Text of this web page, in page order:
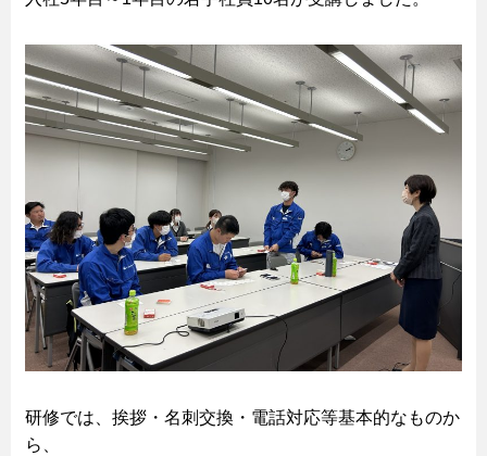
研修では、挨拶・名刺交換・電話対応等基本的なものか
ら、